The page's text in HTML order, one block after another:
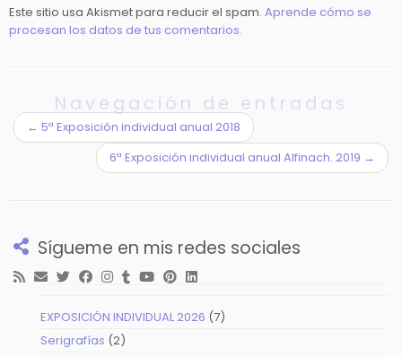
Este sitio usa Akismet para reducir el spam. Aprende cómo se
procesan los datos de tus comentarios.
Navegación de entradas
← 5ª Exposición individual anual 2018
6ª Exposición individual anual Alfinach. 2019 →
Sígueme en mis redes sociales
EXPOSICIÓN INDIVIDUAL 2026 77
Serigrafías 22